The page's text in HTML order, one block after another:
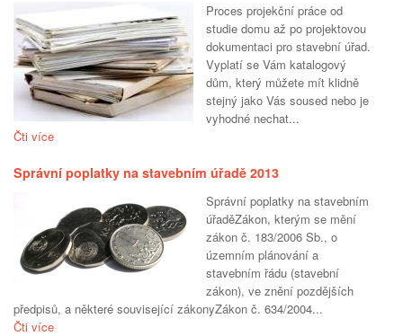
Proces projekční práce od
studie domu až po projektovou
dokumentaci pro stavební úřad.
Vyplatí se Vám katalogový
dům, který můžete mít klidně
stejný jako Vás soused nebo je
vyhodné nechat...
Čti více
Správní poplatky na stavebním úřadě 2013
Správní poplatky na stavebním
úřaděZákon, kterým se mění
zákon č. 183/2006 Sb., o
územním plánování a
stavebním řádu (stavební
zákon), ve znění pozdějších
předpisů, a některé související zákonyZákon č. 634/2004...
Čti více